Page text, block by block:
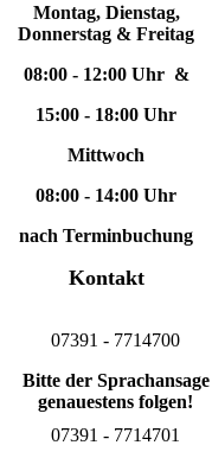
Montag, Dienstag,
Donnerstag & Freitag
08:00 - 12:00 Uhr &
15:00 - 18:00 Uhr
Mittwoch
08:00 - 14:00 Uhr
nach Terminbuchung
Kontakt
07391 - 7714700
Bitte der Sprachansage
genauestens folgen!
07391 - 7714701